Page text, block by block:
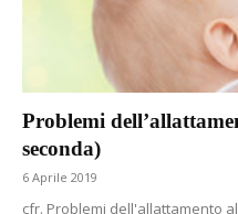
Problemi
seconda)
6 Aprile 2019
cfr. Problemi dell'allattamento